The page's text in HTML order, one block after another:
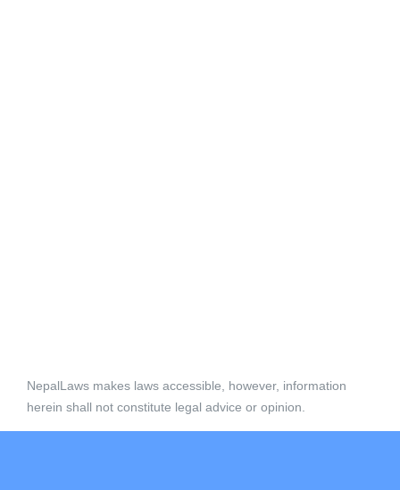
NepalLaws makes laws accessible, however, information
herein shall not constitute legal advice or opinion.